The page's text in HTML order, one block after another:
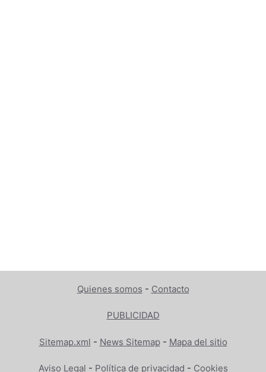
Quienes somos - Contacto
PUBLICIDAD
Sitemap.xml - News Sitemap- Mapa del sitio
Aviso Legal - Política de privacidad - Cookies